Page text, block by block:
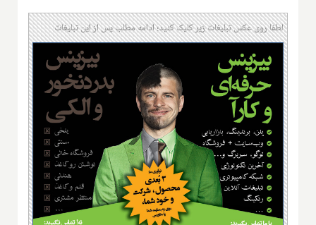
لطفا روی عکس تبلیغات زیر کلیک کنید؛ ادامه مطلب پس از این تبلیغات